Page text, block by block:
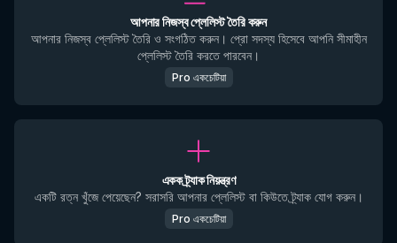
আপনার নিজস্ব প্লেলিস্ট তৈরি করুন
আপনার নিজস্ব প্লেলিস্ট তৈরি ও সংগঠিত করুন। প্রো সদস্য হিসেবে আপনি সীমাহীন
প্লেলিস্ট তৈরি করতে পারবেন।
Pro একচেটিয়া
একক ট্র্যাক নিয়ন্ত্রণ
একটি রত্ন খুঁজে পেয়েছেন? সরাসরি আপনার প্লেলিস্ট বা কিউতে ট্র্যাক যোগ করুন।
Pro একচেটিয়া